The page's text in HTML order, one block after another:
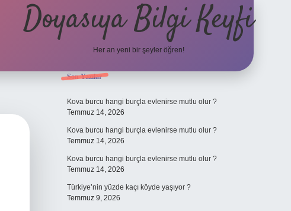
Doyasıya Bilgi Keyfi
Her an yeni bir şeyler öğren!
Sidebar
Son Yazılar
Kova burcu hangi burçla evlenirse mutlu olur ?
Temmuz 14, 2026
Kova burcu hangi burçla evlenirse mutlu olur ?
Temmuz 14, 2026
Kova burcu hangi burçla evlenirse mutlu olur ?
Temmuz 14, 2026
Türkiye’nin yüzde kaçı köyde yaşıyor ?
Temmuz 9, 2026